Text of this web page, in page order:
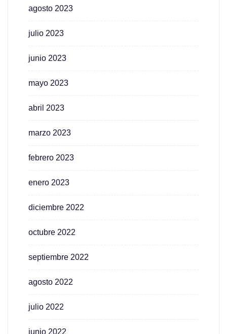
agosto 2023
julio 2023
junio 2023
mayo 2023
abril 2023
marzo 2023
febrero 2023
enero 2023
diciembre 2022
octubre 2022
septiembre 2022
agosto 2022
julio 2022
junio 2022